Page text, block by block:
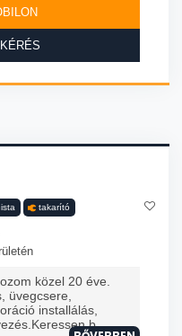
takarító
közel 20 éve.
üvegcsere,
installálás,
b